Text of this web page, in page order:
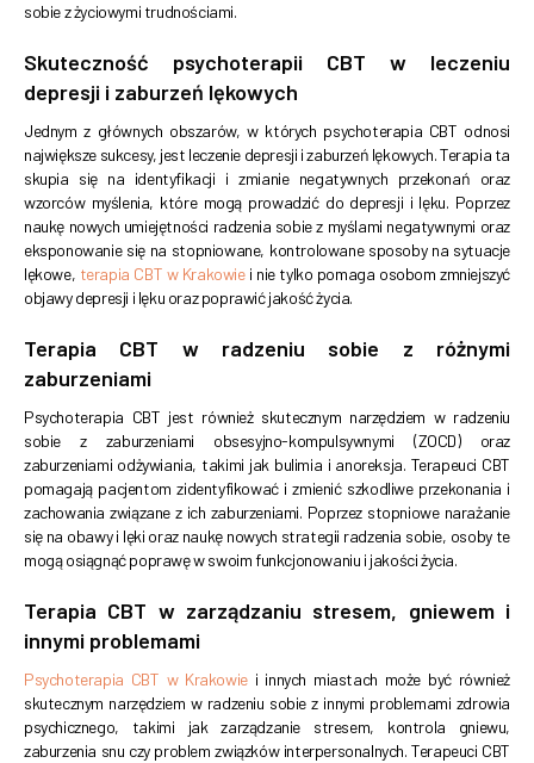
sobie z życiowymi trudnościami.
Skuteczność psychoterapii CBT w leczeniu
depresji i zaburzeń lękowych
Jednym z głównych obszarów, w których psychoterapia CBT odnosi
największe sukcesy, jest leczenie depresji i zaburzeń lękowych. Terapia ta
skupia się na identyfikacji i zmianie negatywnych przekonań oraz
wzorców myślenia, które mogą prowadzić do depresji i lęku. Poprzez
naukę nowych umiejętności radzenia sobie z myślami negatywnymi oraz
eksponowanie się na stopniowane, kontrolowane sposoby na sytuacje
lękowe, terapia CBT w Krakowiei nie tylko pomaga osobom zmniejszyć
objawy depresji i lęku oraz poprawić jakość życia.
Terapia CBT w radzeniu sobie z różnymi
zaburzeniami
Psychoterapia CBT jest również skutecznym narzędziem w radzeniu
sobie z zaburzeniami obsesyjno-kompulsywnymi (ZOCD) oraz
zaburzeniami odżywiania, takimi jak bulimia i anoreksja. Terapeuci CBT
pomagają pacjentom zidentyfikować i zmienić szkodliwe przekonania i
zachowania związane z ich zaburzeniami. Poprzez stopniowe narażanie
się na obawy i lęki oraz naukę nowych strategii radzenia sobie, osoby te
mogą osiągnąć poprawę w swoim funkcjonowaniu i jakości życia.
Terapia CBT w zarządzaniu stresem, gniewem i
innymi problemami
Psychoterapia CBT w Krakowiei innych miastach może być również
skutecznym narzędziem w radzeniu sobie z innymi problemami zdrowia
psychicznego, takimi jak zarządzanie stresem, kontrola gniewu,
zaburzenia snu czy problem związków interpersonalnych. Terapeuci CBT